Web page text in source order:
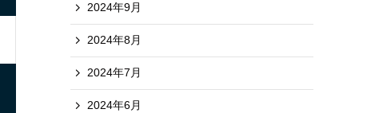
2024年9月
2024年8月
2024年7月
2024年6月